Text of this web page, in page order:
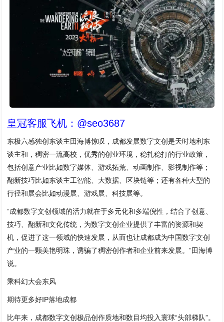
皇冠客服飞机：@seo3687
东极六感独创东谈主田海博惊叹，成都发展数字文创是天时地利东
谈主和，稠密一流高校，优秀的创业环境，稳扎稳打的行业政策，
包括创意产业比如数字媒体、游戏拓荒、动画制作、影视制作等；
翻新技巧比如东谈主工智能、大数据、区块链等；还有各种大型的
行径和展会比如动漫展、游戏展、科技展等。
“成都数字文创领域的活力就在于多元化和多端倪性，结合了创意、
技巧、翻新和文化传统，为数字文创企业提供了丰富的资源和契
机，促进了这一领域的快速发展，从而也让成都成为中国数字文创
产业的一颗美艳明珠，诱骗了稠密创作者和企业前来发展。”田海博
说。
乘科幻大会东风
期待更多好IP落地成都
比年来，成都数字文创极品创作质地和数目均投入寰球“头部梯队”。